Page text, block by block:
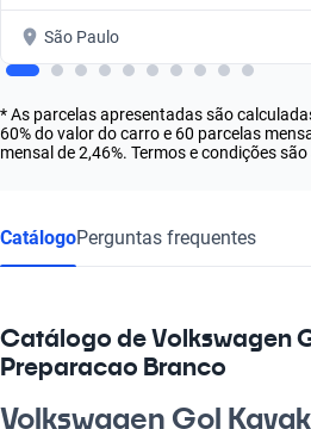
São Paulo
* As parcelas apresentadas são
60% do valor do carro e 60 parcelas
mensal de 2,46%. Termos e condições
CatálogoPerguntas frequentes
Catálogo de Volkswagen
Preparacao Branco
Volkswagen Gol